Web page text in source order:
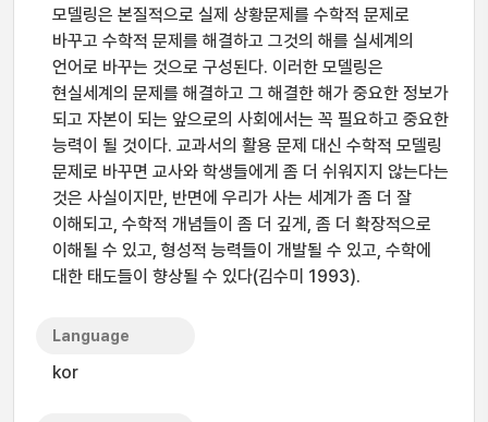
모델링은 본질적으로 실제 상황문제를 수학적 문제로
바꾸고 수학적 문제를 해결하고 그것의 해를 실세계의
언어로 바꾸는 것으로 구성된다. 이러한 모델링은
현실세계의 문제를 해결하고 그 해결한 해가 중요한 정보가
되고 자본이 되는 앞으로의 사회에서는 꼭 필요하고 중요한
능력이 될 것이다. 교과서의 활용 문제 대신 수학적 모델링
문제로 바꾸면 교사와 학생들에게 좀 더 쉬워지지 않는다는
것은 사실이지만, 반면에 우리가 사는 세계가 좀 더 잘
이해되고, 수학적 개념들이 좀 더 깊게, 좀 더 확장적으로
이해될 수 있고, 형성적 능력들이 개발될 수 있고, 수학에
대한 태도들이 향상될 수 있다(김수미 1993).
Language
kor